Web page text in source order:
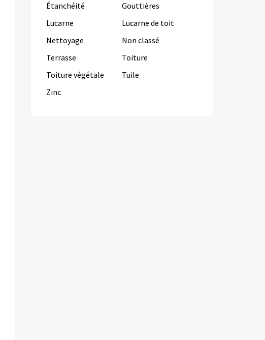
Étanchéité
Gouttières
Lucarne
Lucarne de toit
Nettoyage
Non classé
Terrasse
Toiture
Toiture végétale
Tuile
Zinc